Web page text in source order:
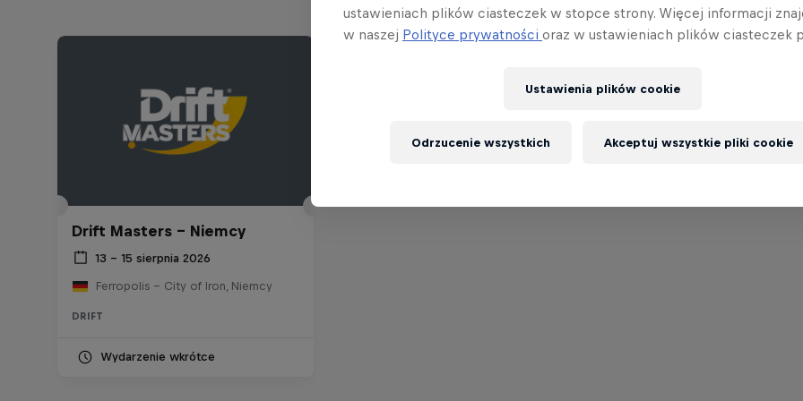
Drift Masters - Niemcy
13 – 15 sierpnia 2026
Ferropolis – City of Iron, Niemcy
DRIFT
Wydarzenie wkrótce
ustawieniach plików ciasteczek w stopce strony. Więcej informacji
w naszej Polityce prywatności oraz w ustawieniach plików ciasteczek
Ustawienia plików cookie
Odrzucenie wszystkich Akceptuj wszystkie pliki cookie